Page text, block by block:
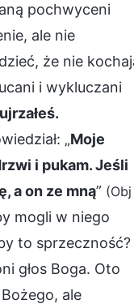
pochwyceni
ale nie
że nie
i wykluczani
„Moje
i pukam. Jeśli
a on ze mną” (Obj
mogli w niego
to sprzeczność?
głos Boga. Oto
ale